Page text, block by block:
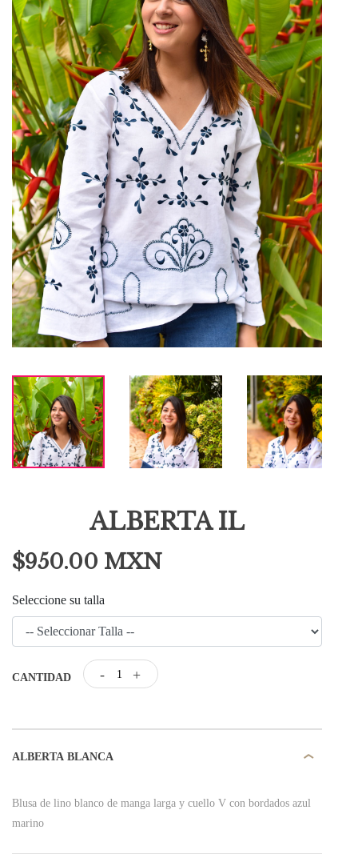
ALBERTA IL
$950.00 MXN
Seleccione su talla
CANTIDAD - +
ALBERTA BLANCA
Blusa de lino blanco de manga larga y cuello V con bordados azul
marino